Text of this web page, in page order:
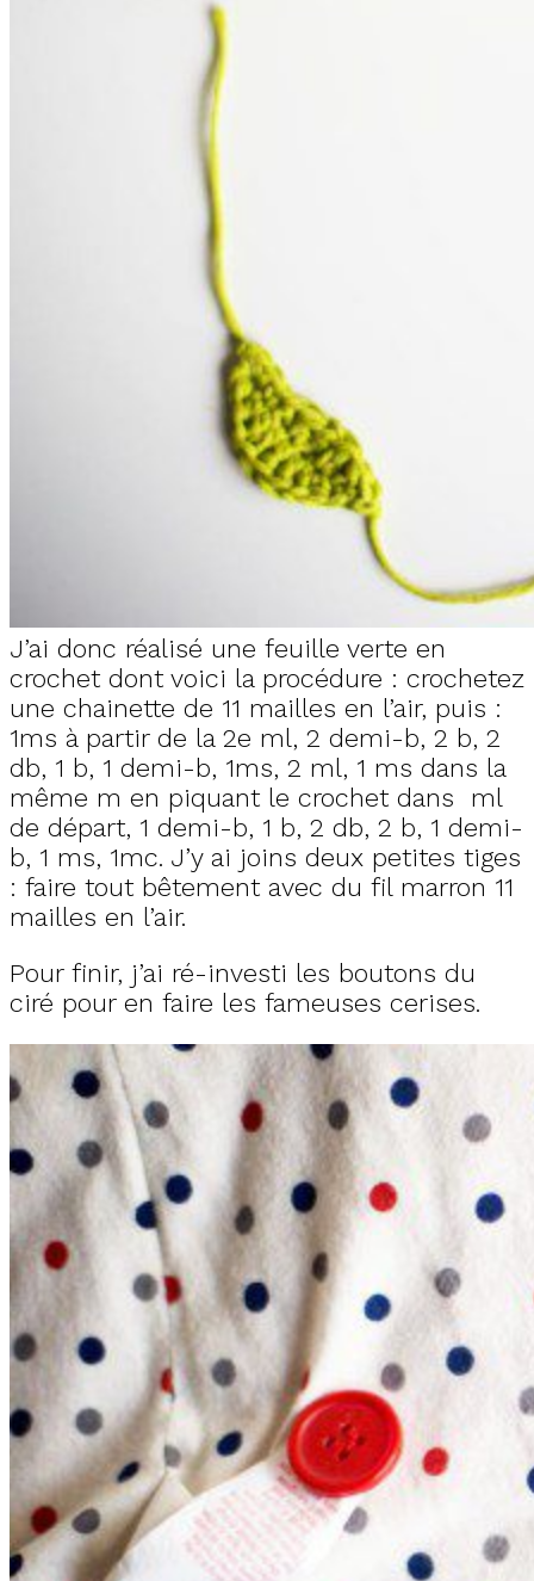
J’ai donc réalisé une feuille verte en
crochet dont voici la procédure : crochetez
une chainette de 11 mailles en l’air, puis :
1ms à partir de la 2e ml, 2 demi-b, 2 b, 2
db, 1 b, 1 demi-b, 1ms, 2 ml, 1 ms dans la
même m en piquant le crochet dans ml
de départ, 1 demi-b, 1 b, 2 db, 2 b, 1 demi-
b, 1 ms, 1mc. J’y ai joins deux petites tiges
: faire tout bêtement avec du fil marron 11
mailles en l’air.
Pour finir, j’ai ré-investi les boutons du
ciré pour en faire les fameuses cerises.